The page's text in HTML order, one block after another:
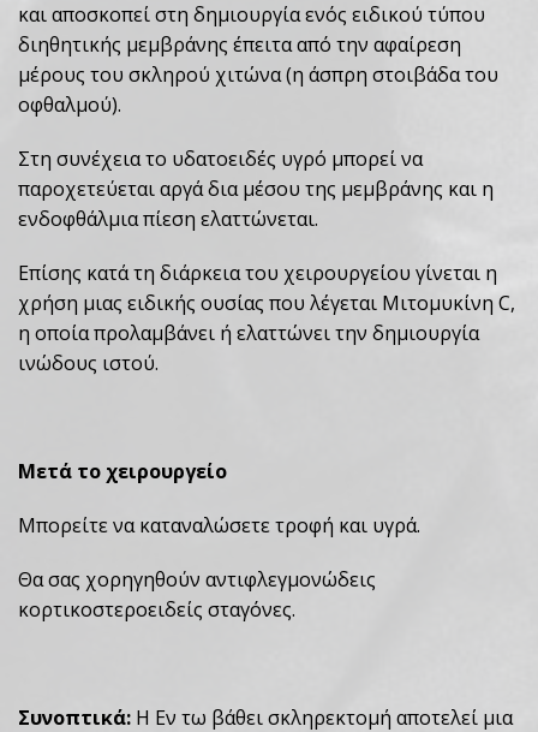
και αποσκοπεί στη δημιουργία ενός ειδικού τύπου
διηθητικής μεμβράνης έπειτα από την αφαίρεση
μέρους του σκληρού χιτώνα (η άσπρη στοιβάδα του
οφθαλμού).
Στη συνέχεια το υδατοειδές υγρό μπορεί να
παροχετεύεται αργά δια μέσου της μεμβράνης και η
ενδοφθάλμια πίεση ελαττώνεται.
Επίσης κατά τη διάρκεια του χειρουργείου γίνεται η
χρήση μιας ειδικής ουσίας που λέγεται Μιτομυκίνη C,
η οποία προλαμβάνει ή ελαττώνει την δημιουργία
ινώδους ιστού.
Μετά το χειρουργείο
Μπορείτε να καταναλώσετε τροφή και υγρά.
Θα σας χορηγηθούν αντιφλεγμονώδεις
κορτικοστεροειδείς σταγόνες.
Συνοπτικά: Η Εν τω βάθει σκληρεκτομή αποτελεί μια